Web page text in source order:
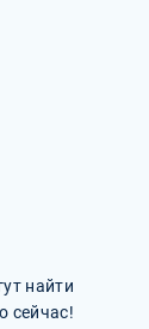
найти
сейчас!